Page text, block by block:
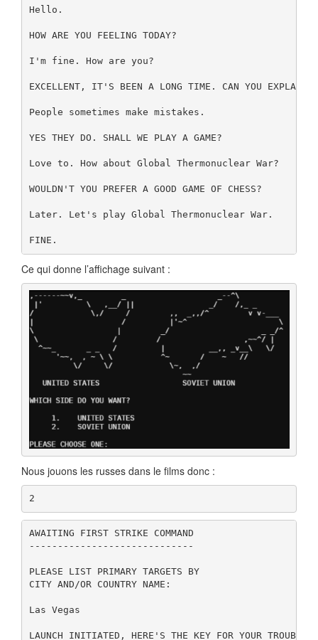
Hello.
HOW ARE YOU FEELING TODAY?
I'm fine. How are you?
EXCELLENT, IT'S BEEN A LONG TIME. CAN YOU EXPLAIN
People sometimes make mistakes.
YES THEY DO. SHALL WE PLAY A GAME?
Love to. How about Global Thermonuclear War?
WOULDN'T YOU PREFER A GOOD GAME OF CHESS?
Later. Let's play Global Thermonuclear War.
FINE.
Ce qui donne l’affichage suivant :
Nous jouons les russes dans le films donc :
2
AWAITING FIRST STRIKE COMMAND
-----------------------------
PLEASE LIST PRIMARY TARGETS BY
CITY AND/OR COUNTRY NAME:
Las Vegas